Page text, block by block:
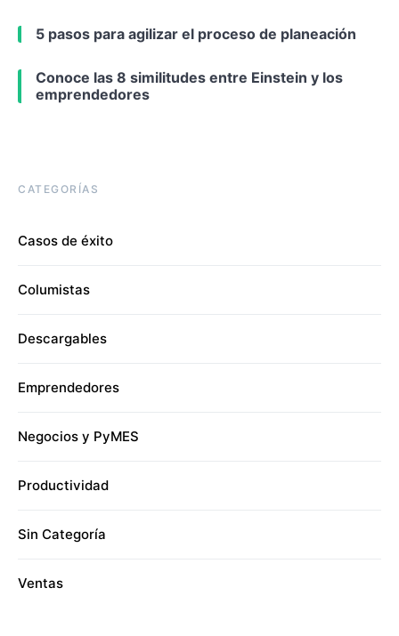
5 pasos para agilizar el proceso de planeación
Conoce las 8 similitudes entre Einstein y los
emprendedores
CATEGORÍAS
Casos de éxito
Columistas
Descargables
Emprendedores
Negocios y PyMES
Productividad
Sin Categoría
Ventas